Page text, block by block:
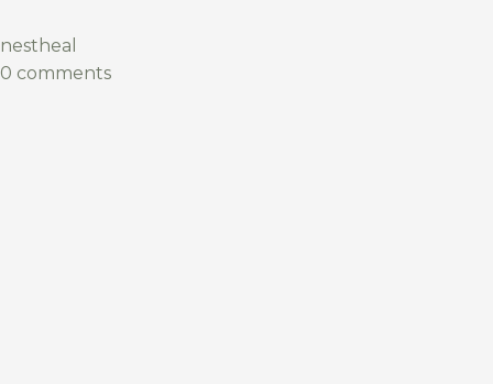
nestheal
0 comments